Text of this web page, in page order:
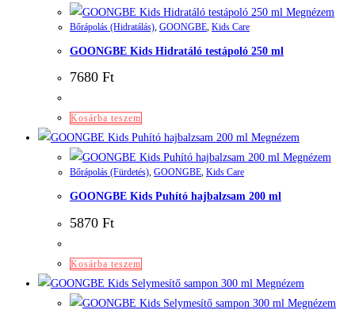
Megnézem
Bőrápolás (Hidratálás), GOONGBE, Kids Care
GOONGBE Kids Hidratáló testápoló 250 ml
7680 Ft
Kosárba teszem
Megnézem
Megnézem
Bőrápolás (Fürdetés), GOONGBE, Kids Care
GOONGBE Kids Puhító hajbalzsam 200 ml
5870 Ft
Kosárba teszem
Megnézem
Megnézem